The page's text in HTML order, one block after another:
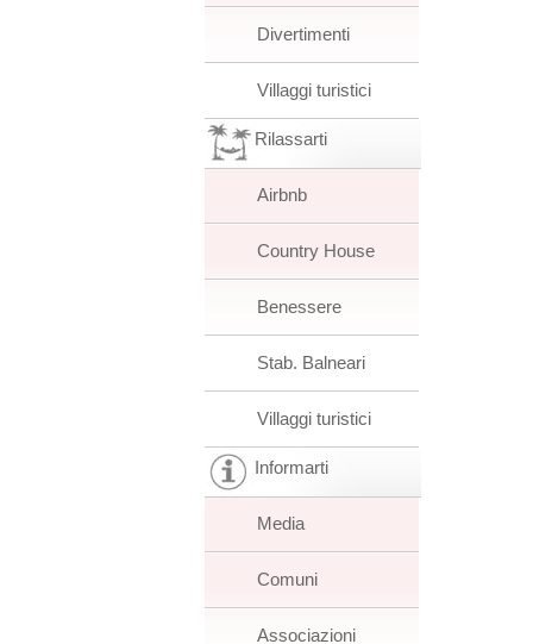
Divertimenti
Villaggi turistici
Rilassarti
Airbnb
Country House
Benessere
Stab. Balneari
Villaggi turistici
Informarti
Media
Comuni
Associazioni